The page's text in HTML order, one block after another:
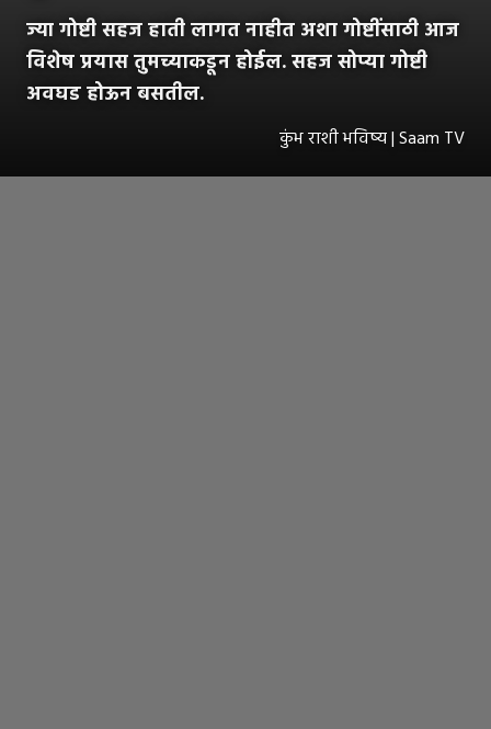
ज्या गोष्टी सहज हाती लागत नाहीत अशा गोष्टींसाठी आज
विशेष प्रयास तुमच्याकडून होईल. सहज सोप्या गोष्टी
अवघड होऊन बसतील.
कुंभ राशी भविष्य | Saam TV